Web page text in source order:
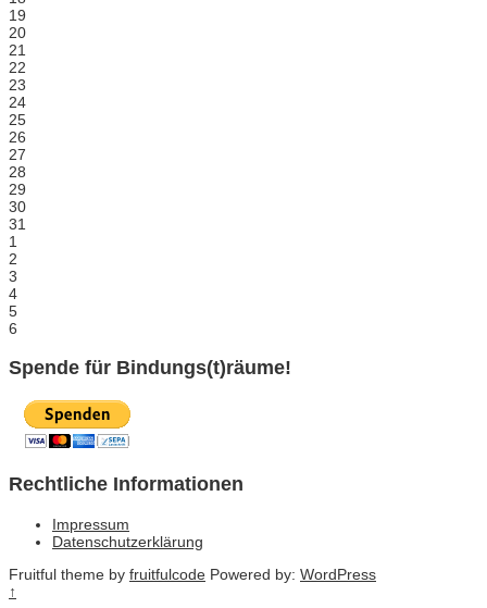
19
20
21
22
23
24
25
26
27
28
29
30
31
1
2
3
4
5
6
Spende für Bindungs(t)räume!
Rechtliche Informationen
Impressum
Datenschutzerklärung
Fruitful theme by fruitfulcode Powered by: WordPress
↑